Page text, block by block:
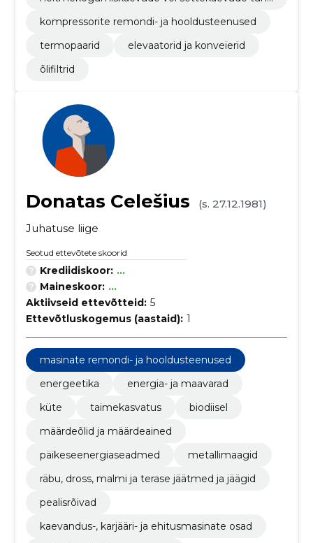
kompressorite remondi- ja hooldusteenused
termopaarid
elevaatorid ja konveierid
õlifiltrid
Donatas Celešius
(s. 27.12.1981)
Juhatuse liige
Seotud ettevõtete skoorid
Krediidiskoor: ...
Maineskoor: ...
Aktiivseid ettevõtteid: 5
Ettevõtluskogemus (aastaid): 1
masinate remondi- ja hooldusteenused
energeetika
energia- ja maavarad
küte
taimekasvatus
biodiisel
määrdeõlid ja määrdeained
päikeseenergiaseadmed
metallimaagid
räbu, dross, malmi ja terase jäätmed ja jäägid
pealisrõivad
kaevandus-, karjääri- ja ehitusmasinate osad